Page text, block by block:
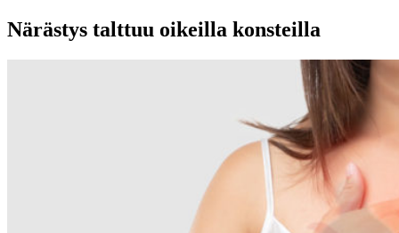
Närästys talttuu oikeilla konsteilla